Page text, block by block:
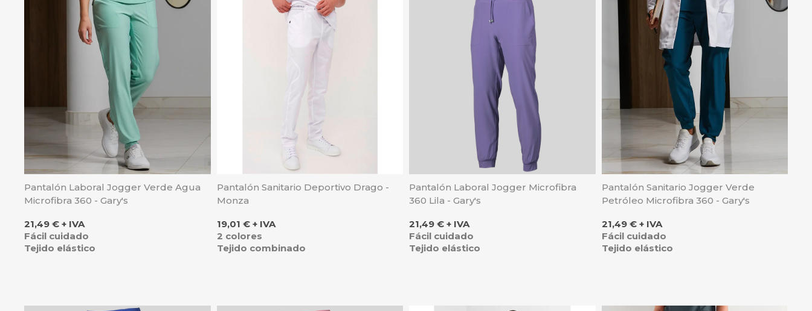
Pantalón Laboral Jogger Verde Agua
Microfibra 360 - Gary's
Precio
21,49 € + IVA
Fácil cuidado
Tejido elástico
Pantalón Sanitario Deportivo Drago -
Monza
Precio
19,01 € + IVA
2 colores
Tejido combinado
Pantalón Laboral Jogger Microfibra
360 Lila - Gary's
Precio
21,49 € + IVA
Fácil cuidado
Tejido elástico
Pantalón Sanitario Jogger Verde
Petróleo Microfibra 360 - Gary's
Precio
21,49 € + IVA
Fácil cuidado
Tejido elástico